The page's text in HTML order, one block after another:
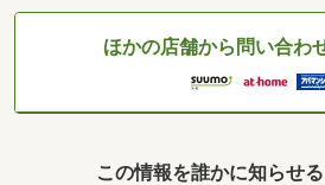
ほかの店舗から問い合わ
この情報を誰かに知らせ